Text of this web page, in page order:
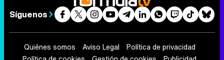
Síguenos
Quiénes somos Aviso Legal
Política de privacidad